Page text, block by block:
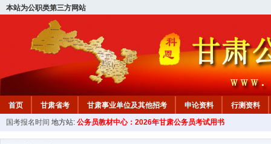
本站为公职类第三方网站
首页 甘肃省考 甘肃事业单位及其他招考 申论资料
行测资料
国考报名时间 地方站: 公务员教材中心：2026年甘肃公务员考试用书